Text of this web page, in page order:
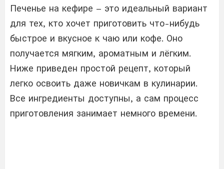
Печенье на кефире – это идеальный вариант
для тех, кто хочет приготовить что-нибудь
быстрое и вкусное к чаю или кофе. Оно
получается мягким, ароматным и лёгким.
Ниже приведен простой рецепт, который
легко освоить даже новичкам в кулинарии.
Все ингредиенты доступны, а сам процесс
приготовления занимает немного времени.